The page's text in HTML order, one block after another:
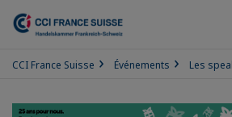
CCI France Suisse Événements Les